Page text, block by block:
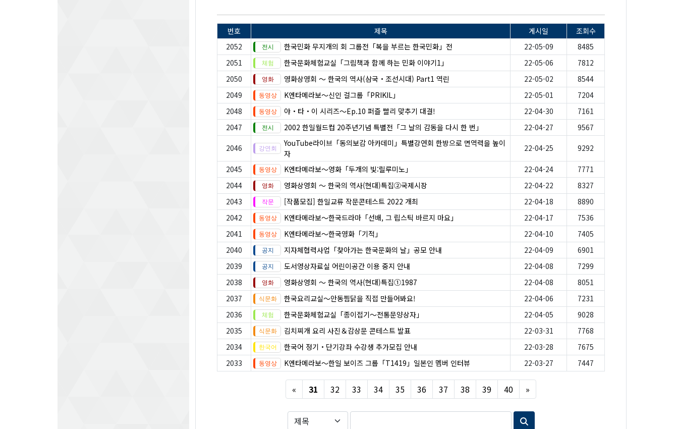
번호 제목 게시일
조회수
2052
한국민화 무지개의 회 그룹전「복을 부르는 한국민화」전 22-05-09
8485
2051
한국문화체험교실「그림책과 함께 하는 민화 이야기1」 22-05-06
7812
2050
영화상영회 ～ 한국의 역사(삼국・조선시대) Part1 역린 22-05-02
8544
2049
K엔타메라보～신인 걸그룹「PRIKIL」 22-05-01
7204
2048
야・타・이 시리즈〜Ep.10 퍼즐 빨리 맞추기 대결! 22-04-30
7161
2047
2002 한일월드컵 20주년기념 특별전「그 날의 감동을 다시 한 번」 22-04-27 9567
2046
YouTube라이브「동의보감 아카데미」특별강연회 한방으로 면역력을 높이
자
22-04-25 9292
2045 K엔타메라보～영화「두개의 빛:릴루미노」 22-04-24
7771
2044
영화상영회 ～ 한국의 역사(현대)특집②국제시장 22-04-22
8327
2043
[작품모집] 한일교류 작문콘테스트 2022 개최 22-04-18
8890
2042
K엔타메라보～한국드라마「선배, 그 립스틱 바르지 마요」 22-04-17
7536
2041
K엔타메라보～한국영화「기적」 22-04-10
7405
2040
지자체협력사업「찾아가는 한국문화의 날」공모 안내 22-04-09
6901
2039
도서영상자료실 어린이공간 이용 중지 안내 22-04-08
7299
2038
영화상영회 ～ 한국의 역사(현대)특집①1987 22-04-08
8051
2037
한국요리교실〜안동찜닭을 직접 만들어봐요! 22-04-06
7231
2036
한국문화체험교실「종이접기〜전통문양상자」 22-04-05
9028
2035
김치찌개 요리 사진＆감상문 콘테스트 발표 22-03-31
7768
2034
한국어 정기・단기강좌 수강생 추가모집 안내 22-03-28
7675
2033
K엔타메라보～한일 보이즈 그룹「T1419」일본인 멤버 인터뷰 22-03-27 7447
« Previous
31 32 33 34 35 36 37 38 39 40 »